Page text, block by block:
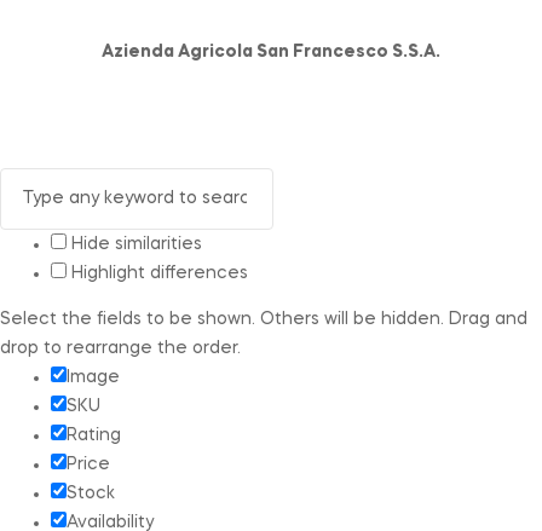
Azienda Agricola San Francesco S.S.A.
Hide similarities
Highlight differences
Select the fields to be shown. Others will be hidden. Drag and
drop to rearrange the order.
Image
SKU
Rating
Price
Stock
Availability